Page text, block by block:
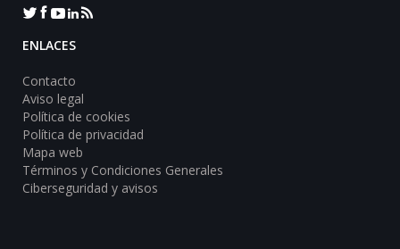
ENLACES
Contacto
Aviso legal
Política de cookies
Política de privacidad
Mapa web
Términos y Condiciones Generales
Ciberseguridad y avisos